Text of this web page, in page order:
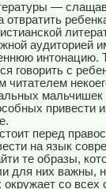
—
аудиторией
интонацию.
говорить с
мальчишек
привести
перед
на язык
те образы,
для них важны,
со всех